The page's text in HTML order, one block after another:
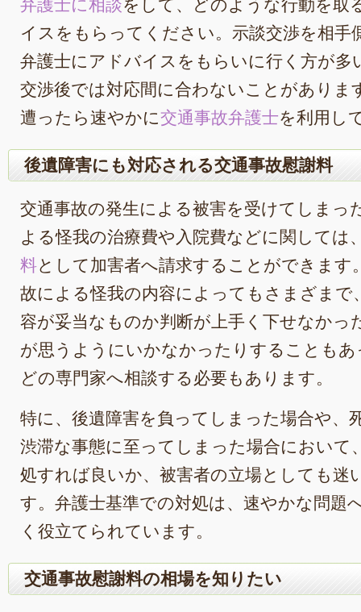
弁護士に相談をして、どのような行動を取
イスをもらってください。示談交渉を相手
弁護士にアドバイスをもらいに行く方が多
交渉後では対応間に合わないことがありま
遭ったら速やかに交通事故弁護士を利用し
後遺障害にも対応される交通事故慰謝料
交通事故の発生による被害を受けてしまっ
よる怪我の治療費や入院費などに関しては
料として加害者へ請求することができます
故による怪我の内容によってもさまざまで
容が妥当なものか判断が上手く下せなかっ
が思うようにいかなかったりすることもあ
どの専門家へ相談する必要もあります。
特に、後遺障害を負ってしまった場合や、
渋滞な事態に至ってしまった場合において
処すれば良いか、被害者の立場としても迷
す。弁護士基準での対処は、速やかな問題
く役立てられています。
交通事故慰謝料の相場を知りたい